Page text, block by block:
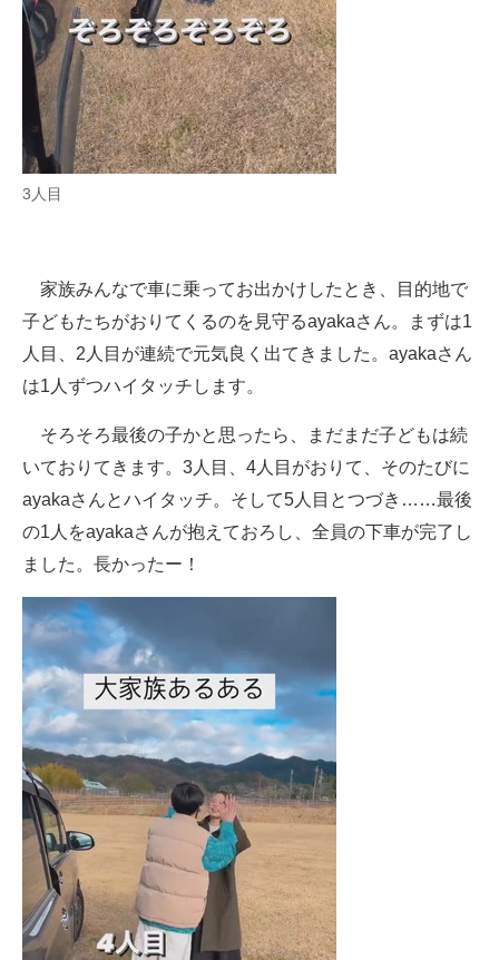
3人目
家族みんなで車に乗ってお出かけしたとき、目的地で
子どもたちがおりてくるのを見守るayakaさん。まずは1
人目、2人目が連続で元気良く出てきました。ayakaさん
は1人ずつハイタッチします。
そろそろ最後の子かと思ったら、まだまだ子どもは続
いておりてきます。3人目、4人目がおりて、そのたびに
ayakaさんとハイタッチ。そして5人目とつづき……最後
の1人をayakaさんが抱えておろし、全員の下車が完了し
ました。長かったー！